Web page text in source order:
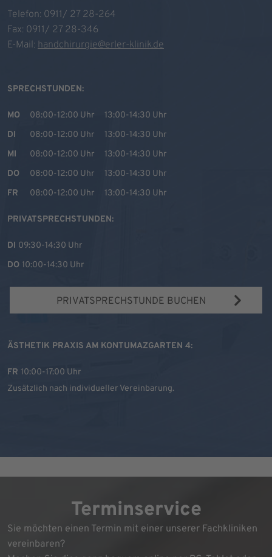
Telefon: 0911/ 27 28-264
Fax: 0911/ 27 28-346
E-Mail: handchirurgie@erler-klinik.de
SPRECHSTUNDEN:
MO 08:00-12:00 Uhr
13:00-14:30 Uhr
DI
08:00-12:00 Uhr
13:00-14:30 Uhr
MI
08:00-12:00 Uhr
13:00-14:30 Uhr
DO
08:00-12:00 Uhr
13:00-14:30 Uhr
FR
08:00-12:00 Uhr 13:00-14:30 Uhr
PRIVATSPRECHSTUNDEN:
DI 09:30-14:30 Uhr
DO 10:00-14:30 Uhr
PRIVATSPRECHSTUNDE BUCHEN
ÄSTHETIK PRAXIS AM KONTUMAZGARTEN 4:
FR 10:00-17:00 Uhr
Zusätzlich nach individueller Vereinbarung.
Terminservice
Sie möchten einen Termin mit einer unserer Fachkliniken
vereinbaren?